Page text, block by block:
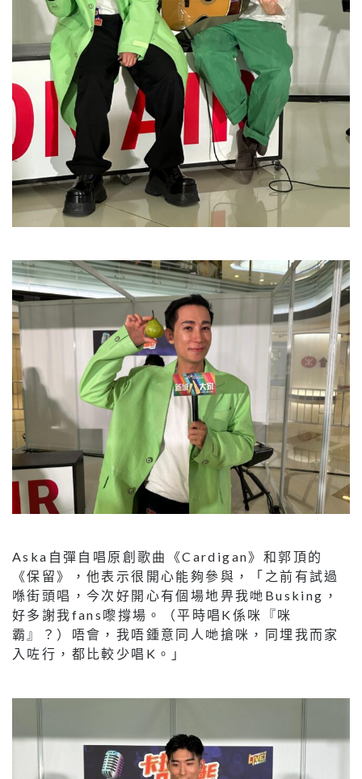
Aska自彈自唱原創歌曲《Cardigan》和郭頂的
《保留》，他表示很開心能夠參與，「之前有試過
喺街頭唱，今次好開心有個場地畀我哋Busking，
好多謝我fans嚟撐場。（平時唱K係咪『咪
霸』？）唔會，我唔鍾意同人哋搶咪，同埋我而家
入咗行，都比較少唱K。」